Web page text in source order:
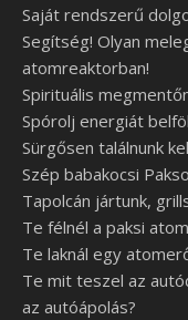
Saját rendszerű
Segítség! Olyan
atomreaktorban!
Spirituális
Spórolj energiát
Sürgősen találnunk
Szép babakocsi
Tapolcán jártunk,
Te félnél a paksi
Te laknál egy
Te mit teszel az
az autóápolás?